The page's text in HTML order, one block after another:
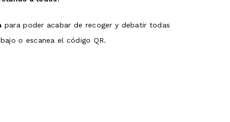
para poder acabar de recoger y debatir todas
o escanea el código QR.